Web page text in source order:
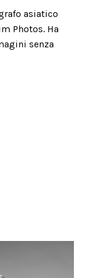
asiatico
Photos. Ha
senza